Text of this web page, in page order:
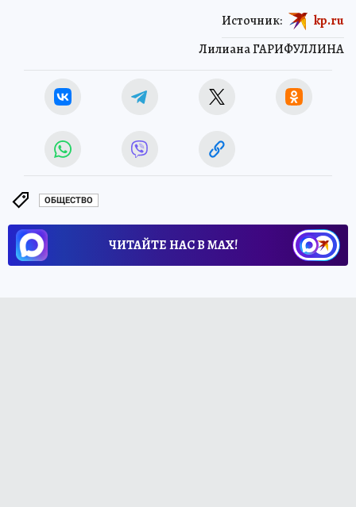
Лилиана ГАРИФУЛЛИНА
Источник: kp.ru
ОБЩЕСТВО
ЧИТАЙТЕ НАС В МАХ!